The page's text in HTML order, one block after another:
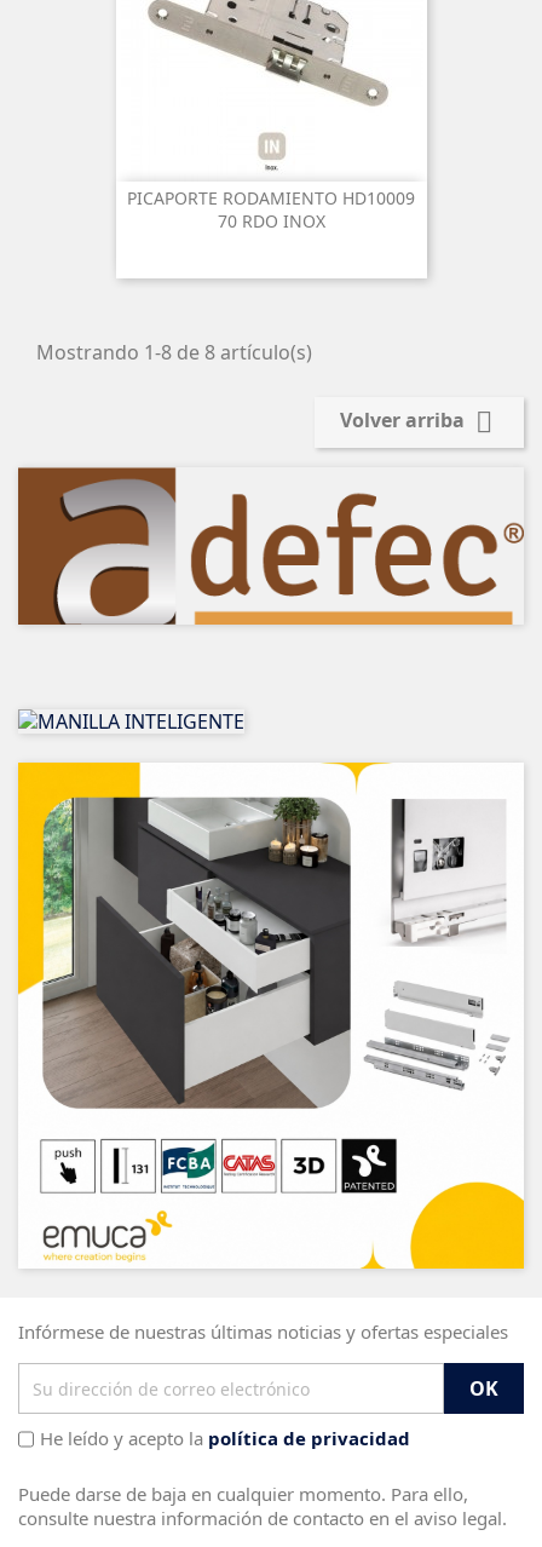
PICAPORTE RODAMIENTO HD10009
70 RDO INOX
Mostrando 1-8 de 8 artículo(s)
Volver arriba 
Infórmese de nuestras últimas noticias y ofertas especiales
He leído y acepto la política de privacidad
Puede darse de baja en cualquier momento. Para ello,
consulte nuestra información de contacto en el aviso legal.